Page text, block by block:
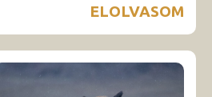
ELOLVASOM